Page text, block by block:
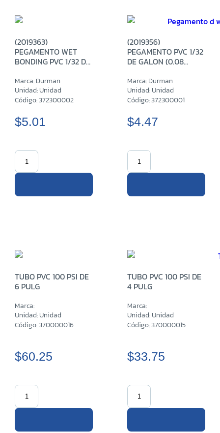
(2019363)
PEGAMENTO WET
BONDING PVC 1/32 DE
Marca: Durman
Unidad: Unidad
Código: 372300002
$5.01
(2019356)
PEGAMENTO PVC 1/32
DE GALON (0.08
Marca: Durman
Unidad: Unidad
Código: 372300001
$4.47
TUBO PVC 100 PSI DE
6 PULG
Marca:
Unidad: Unidad
Código: 370000016
$60.25
TUBO PVC 100 PSI DE
4 PULG
Marca:
Unidad: Unidad
Código: 370000015
$33.75